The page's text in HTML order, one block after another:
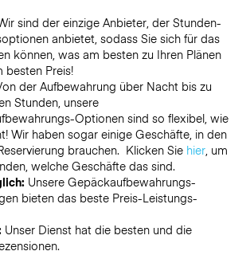
sind der einzige Anbieter, der Stunden-
anbietet, sodass Sie sich für das
können, was am besten zu Ihren Plänen
besten Preis!
der Aufbewahrung über Nacht bis zu
Stunden, unsere
Optionen sind so flexibel, wie
Wir haben sogar einige Geschäfte, in den
brauchen. Klicken Sie hier, um
welche Geschäfte das sind.
Unsere Gepäckaufbewahrungs-
bieten das beste Preis-Leistungs-
Unser Dienst hat die besten und die